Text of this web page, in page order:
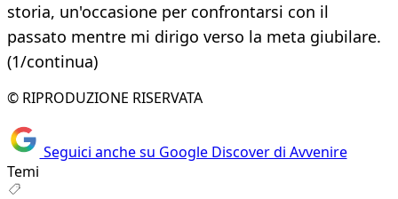
storia, un'occasione per confrontarsi con il
passato mentre mi dirigo verso la meta giubilare.
(1/continua)
© RIPRODUZIONE RISERVATA
Seguici anche su Google Discover di Avvenire
Temi